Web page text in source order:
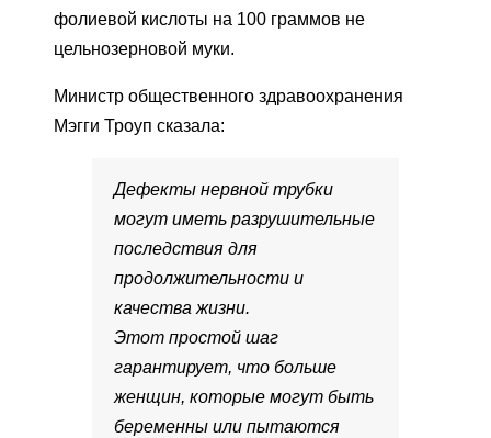
фолиевой кислоты на 100 граммов не
цельнозерновой муки.
Министр общественного здравоохранения
Мэгги Троуп сказала:
Дефекты нервной трубки
могут иметь разрушительные
последствия для
продолжительности и
качества жизни.
Этот простой шаг
гарантирует, что больше
женщин, которые могут быть
беременны или пытаются